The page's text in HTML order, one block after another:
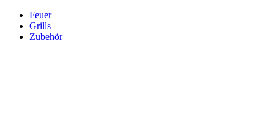
Feuer
Grills
Zubehör